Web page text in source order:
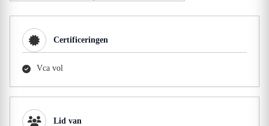
Certificeringen
Vca vol
Lid van